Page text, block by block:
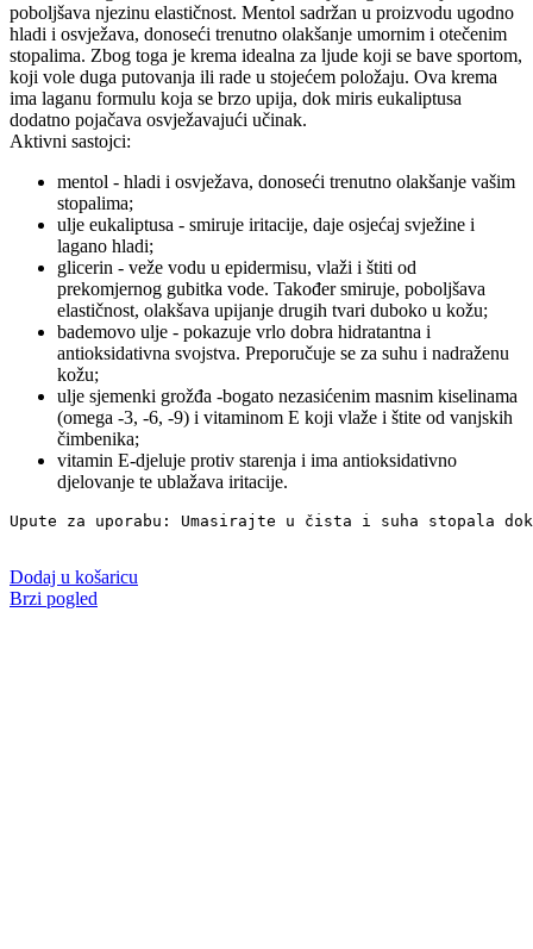
poboljšava njezinu elastičnost. Mentol sadržan u proizvodu ugodno
hladi i osvježava, donoseći trenutno olakšanje umornim i otečenim
stopalima. Zbog toga je krema idealna za ljude koji se bave sportom,
koji vole duga putovanja ili rade u stojećem položaju. Ova krema
ima laganu formulu koja se brzo upija, dok miris eukaliptusa
dodatno pojačava osvježavajući učinak.
Aktivni sastojci:
mentol - hladi i osvježava, donoseći trenutno olakšanje vašim
stopalima;
ulje eukaliptusa - smiruje iritacije, daje osjećaj svježine i
lagano hladi;
glicerin - veže vodu u epidermisu, vlaži i štiti od
prekomjernog gubitka vode. Također smiruje, poboljšava
elastičnost, olakšava upijanje drugih tvari duboko u kožu;
bademovo ulje - pokazuje vrlo dobra hidratantna i
antioksidativna svojstva. Preporučuje se za suhu i nadraženu
kožu;
ulje sjemenki grožđa -bogato nezasićenim masnim kiselinama
(omega -3, -6, -9) i vitaminom E koji vlaže i štite od vanjskih
čimbenika;
vitamin E-djeluje protiv starenja i ima antioksidativno
djelovanje te ublažava iritacije.
Upute za uporabu: Umasirajte u čista i suha stopala
Dodaj u košaricu
Brzi pogled